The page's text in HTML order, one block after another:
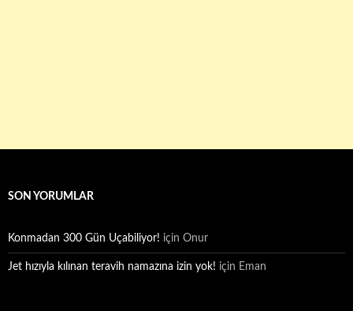
SON YORUMLAR
Konmadan 300 Gün Uçabiliyor! için Onur
Jet hızıyla kılınan teravih namazına izin yok! için Eman